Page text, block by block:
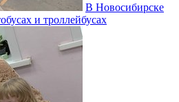
В Новосибирске
и троллейбусах